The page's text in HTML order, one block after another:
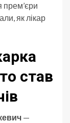
прем’єри
як лікар
став
—